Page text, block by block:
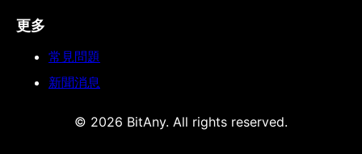
更多
常見問題
新聞消息
© 2026 BitAny. All rights reserved.